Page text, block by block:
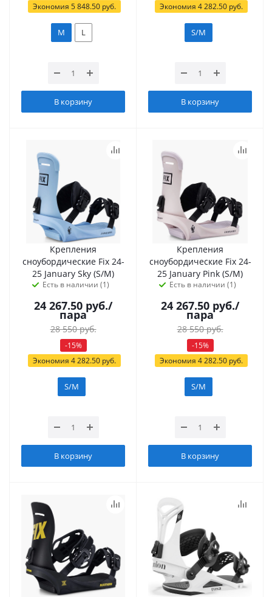
Экономия 5 848.50руб.
M L
В корзину
Экономия 4 282.50руб.
S/M
В корзину
Крепления
сноубордические Fix 24-
25 January Sky (S/M)
Есть в наличии (1)
24 267.50 руб./
пара
28 550руб.
-15%
Экономия 4 282.50руб.
S/M
В корзину
Крепления
сноубордические Fix 24-
25 January Pink (S/M)
Есть в наличии (1)
24 267.50 руб./
пара
28 550руб.
-15%
Экономия 4 282.50руб.
S/M
В корзину